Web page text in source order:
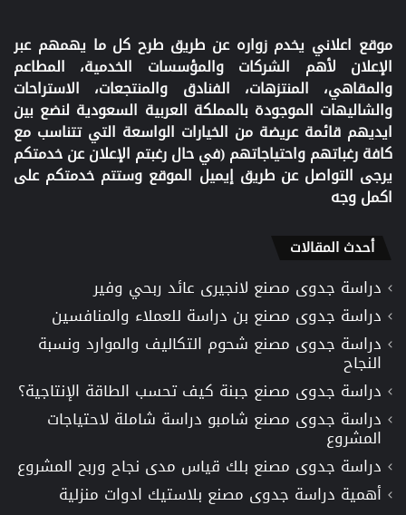
موقع اعلاني يخدم زواره عن طريق طرح كل ما يهمهم عبر
الإعلان لأهم الشركات والمؤسسات الخدمية، المطاعم
والمقاهي، المنتزهات، الفنادق والمنتجعات، الاستراحات
والشاليهات الموجودة بالمملكة العربية السعودية لنضع بين
ايديهم قائمة عريضة من الخيارات الواسعة التي تتناسب مع
كافة رغباتهم واحتياجاتهم (في حال رغبتم الإعلان عن خدمتكم
يرجى التواصل عن طريق إيميل الموقع وستتم خدمتكم على
اكمل وجه
أحدث المقالات
دراسة جدوى مصنع لانجيرى عائد ربحي وفير
دراسة جدوى مصنع بن دراسة للعملاء والمنافسين
دراسة جدوى مصنع شحوم التكاليف والموارد ونسبة
النجاح
دراسة جدوى مصنع جبنة كيف تحسب الطاقة الإنتاجية؟
دراسة جدوى مصنع شامبو دراسة شاملة لاحتياجات
المشروع
دراسة جدوى مصنع بلك قياس مدى نجاح وربح المشروع
أهمية دراسة جدوى مصنع بلاستيك ادوات منزلية